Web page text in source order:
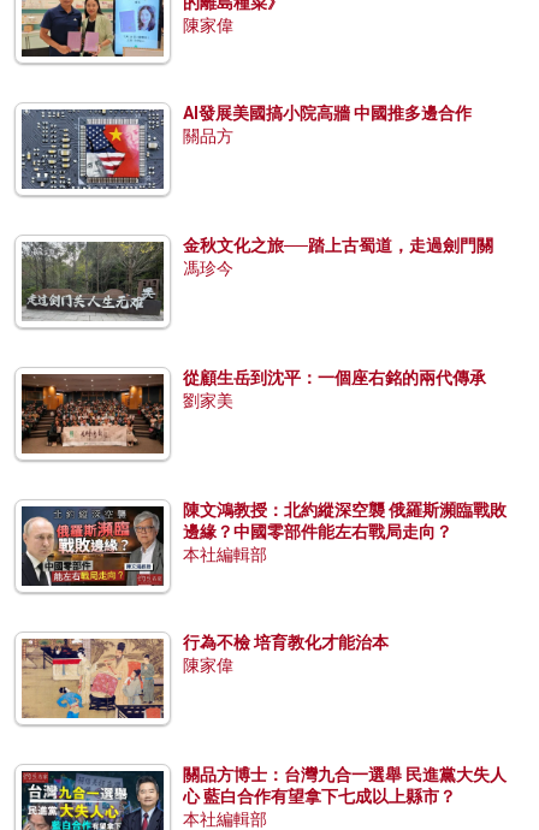
陳家偉
AI發展美國搞小院高牆 中國推多邊合作
關品方
金秋文化之旅──踏上古蜀道，走過劍門關
馮珍今
從顧生岳到沈平：一個座右銘的兩代傳承
劉家美
陳文鴻教授：北約縱深空襲 俄羅斯瀕臨戰敗
邊緣？中國零部件能左右戰局走向？
本社編輯部
行為不檢 培育教化才能治本
陳家偉
關品方博士：台灣九合一選舉 民進黨大失人
心 藍白合作有望拿下七成以上縣市？
本社編輯部